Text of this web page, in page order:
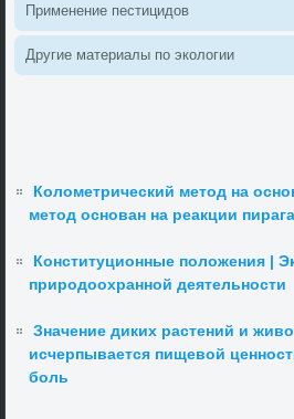
Применение пестицидοв
Другие материалы по эколοгии
Колометрический метод на
метод основан на реакции
Конституционные положения |
природоохранной деятельности
Значение диких растений и
исчерпывается пищевой
боль